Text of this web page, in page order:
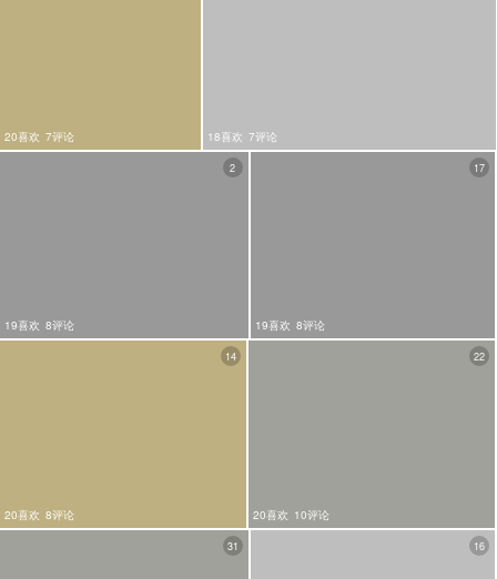
20喜欢 7评论 18喜欢 7评论
19喜欢 8评论
2
19喜欢 8评论
17
20喜欢 8评论
14
20喜欢 10评论
22
31 16